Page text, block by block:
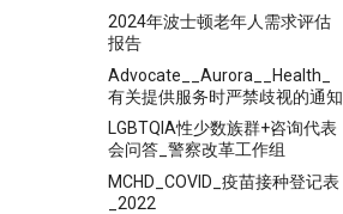
2024年波士顿老年人需求评估
报告
Advocate__Aurora__Health_
有关提供服务时严禁歧视的通知
LGBTQIA性少数族群+咨询代表
会问答_警察改革工作组
MCHD_COVID_疫苗接种登记表
_2022